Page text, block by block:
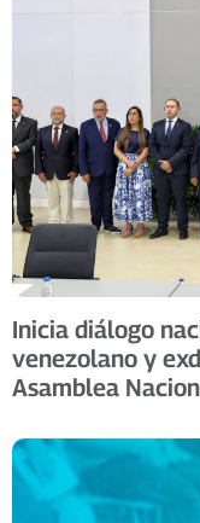
Inicia diálogo
venezolano y
Asamblea